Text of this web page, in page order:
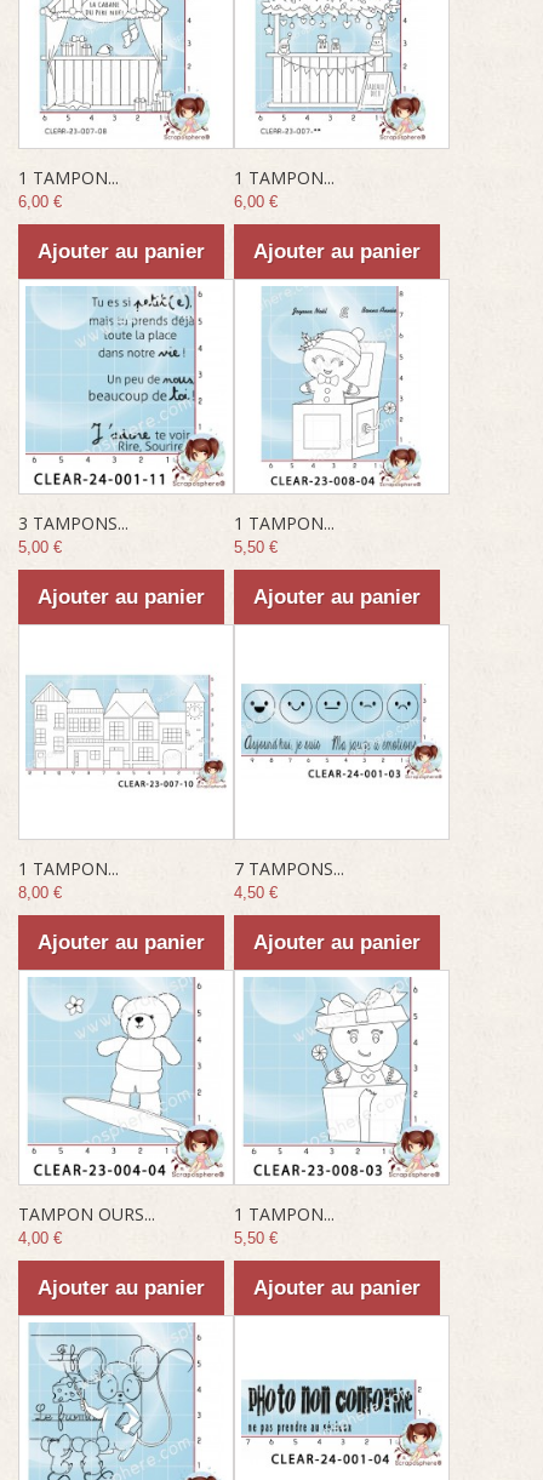
1 TAMPON...
6,00 €
Ajouter au panier
1 TAMPON...
6,00 €
Ajouter au panier
3 TAMPONS...
5,00 €
Ajouter au panier
1 TAMPON...
5,50 €
Ajouter au panier
1 TAMPON...
8,00 €
Ajouter au panier
7 TAMPONS...
4,50 €
Ajouter au panier
TAMPON OURS...
4,00 €
Ajouter au panier
1 TAMPON...
5,50 €
Ajouter au panier